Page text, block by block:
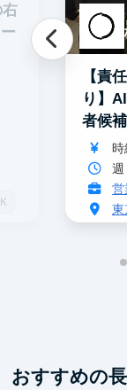
【責
り】
者候
まで時
週
営
東
イン
英語
未経験
おすすめの